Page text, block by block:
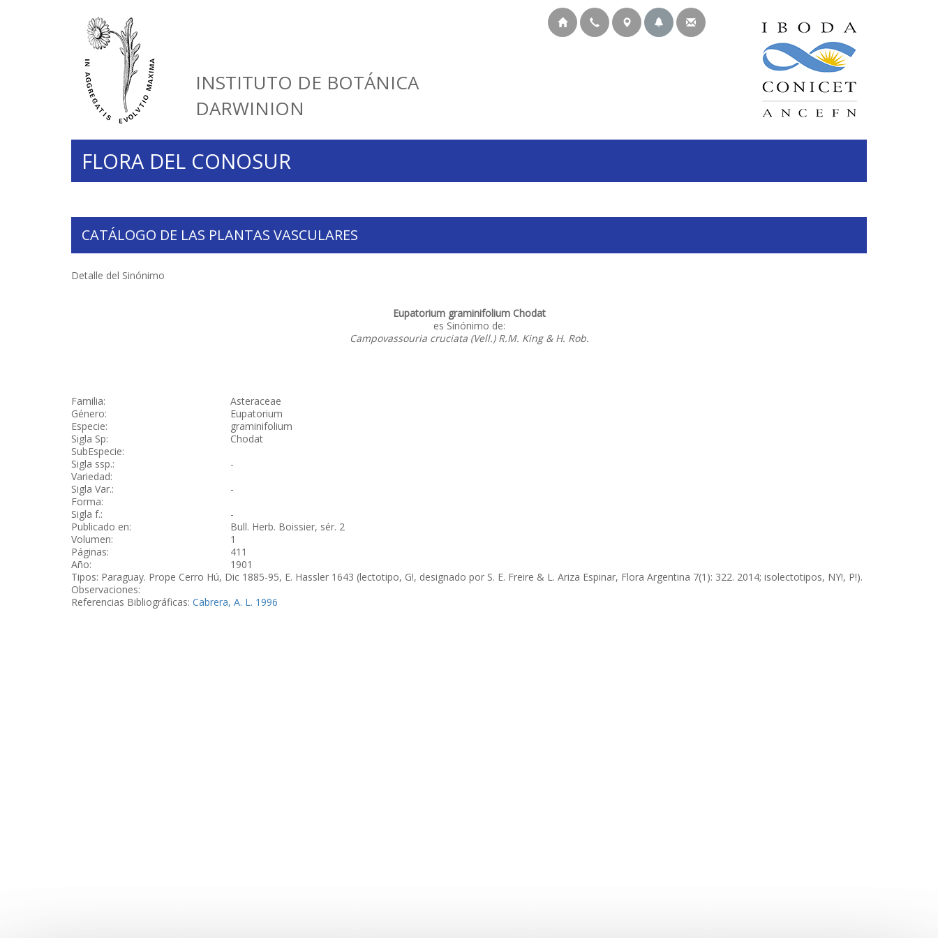
INSTITUTO DE BOTÁNICA
DARWINION
FLORA DEL CONOSUR
CATÁLOGO DE LAS PLANTAS VASCULARES
Detalle del Sinónimo
Eupatorium graminifolium Chodat
es Sinónimo de:
Campovassouria cruciata (Vell.) R.M. King & H. Rob.
Familia:
Asteraceae
Género:
Eupatorium
Especie:
graminifolium
Sigla Sp:
Chodat
SubEspecie:
Sigla ssp.:
-
Variedad:
Sigla Var.:
-
Forma:
Sigla f.:
-
Publicado en:
Bull. Herb. Boissier, sér. 2
Volumen:
1
Páginas:
411
Año:
1901
Tipos: Paraguay. Prope Cerro Hú, Dic 1885-95, E. Hassler 1643 (lectotipo, G!, designado por S. E. Freire & L. Ariza Espinar, Flora Argentina 7(1): 322. 2014; isolectotipos, NY!, P!).
Observaciones:
Referencias Bibliográficas: Cabrera, A. L. 1996